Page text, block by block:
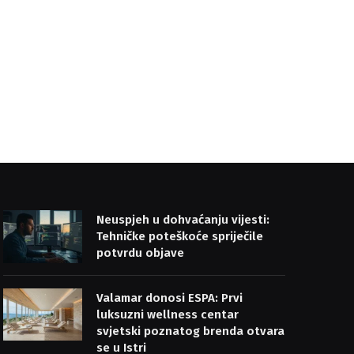
Neuspjeh u dohvaćanju vijesti:
Tehničke poteškoće spriječile
potvrdu objave
Valamar donosi ESPA: Prvi
luksuzni wellness centar
svjetski poznatog brenda otvara
se u Istri